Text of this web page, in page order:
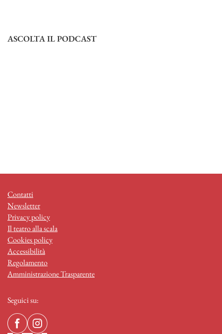
ASCOLTA IL PODCAST
Contatti
Newsletter
Privacy policy
Il teatro alla scala
Cookies policy
Accessibilità
Regolamento
Amministrazione Trasparente
Seguici su: